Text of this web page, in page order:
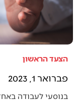
הצעד הראשון
פברואר 1, 2023
בנוסעי לעבודה